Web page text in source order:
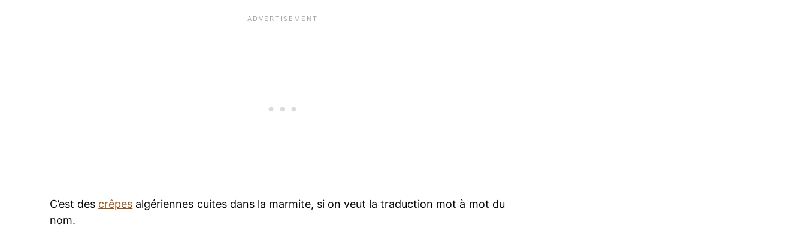
C’est des crêpes algériennes cuites dans la marmite, si on veut la traduction mot à mot du
nom.